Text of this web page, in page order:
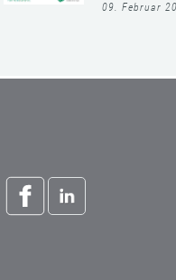
09. Februar